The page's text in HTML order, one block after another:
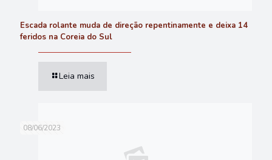
Escada rolante muda de direção repentinamente e deixa 14
feridos na Coreia do Sul
Leia mais
08/06/2023